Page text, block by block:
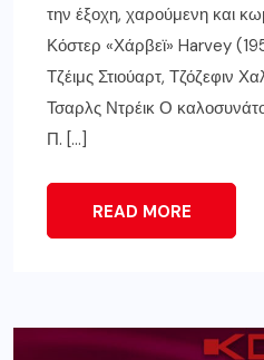
την έξοχη, χαρούμενη και
Κόστερ «Χάρβεϊ» Harvey
Τζέιμς Στιούαρτ, Τζόζεφιν
Τσαρλς Ντρέικ Ο
Π. […]
READ MORE